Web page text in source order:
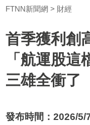
FTNN新聞網 財經
首季獲利創
「航運股
三雄全衝
發布時間：2026/5/